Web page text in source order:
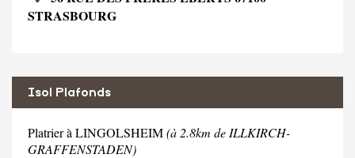
STRASBOURG
Isol Plafonds
Platrier à LINGOLSHEIM(à 2.8km de ILLKIRCH-
GRAFFENSTADEN)